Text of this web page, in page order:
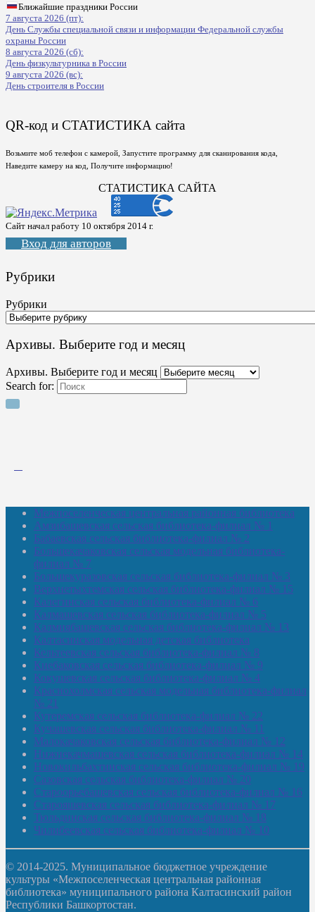
Ближайшие праздники России
7 августа 2026 (пт):
День Службы специальной связи и информации Федеральной службы
охраны России
8 августа 2026 (сб):
День физкультурника в России
9 августа 2026 (вс):
День строителя в России
QR-код и СТАТИСТИКА сайта
Возьмите моб телефон с камерой, Запустите программу для сканирования кода,
Наведите камеру на код, Получите информацию!
СТАТИСТИКА САЙТА
Сайт начал работу 10 октября 2014 г.
Вход для авторов
Рубрики
Рубрики
Архивы. Выберите год и месяц
Архивы. Выберите год и месяц
Search for:
Межпоселенческая центральная районная библиотека
Амзибашевская сельская библиотека-филиал № 1
Бабаевская сельская библиотека-филиал № 2
Большекачаковская сельская модельная библиотека-
филиал № 7
Большекуразовская сельская библиотека-филиал № 3
Верхнетыхтемская сельская библиотека-филиал № 15
Калегинская сельская библиотека-филиал № 6
Калмашевская сельская библиотека-филиал № 5
Калмиябашевская сельская библиотека-филиал № 13
Калтасинская модельная детская библиотека
Кельтеевская сельская библиотека-филиал № 8
Киебаковская сельская библиотека-филиал № 9
Кокушевская сельская библиотека-филиал № 4
Краснохолмская сельская модельная библиотека-филиал
№ 21
Кутеремская сельская библиотека-филиал № 22
Кучашевская сельская библиотека-филиал № 11
Малокачаковская сельская библиотека-филиал № 12
Нижнекачмашевская сельская библиотека-филиал № 14
Новокильбахтинская сельская библиотека-филиал № 19
Сазовская сельская библиотека-филиал № 20
Староорьебашевская сельская библиотека-филиал № 16
Старояшевская сельская библиотека-филиал № 17
Тюльдинская сельская библиотека-филиал № 18
Чилибеевская сельская библиотека-филиал № 10
© 2014-2025. Муниципальное бюджетное учреждение
культуры «Межпоселенческая центральная районная
библиотека» муниципального района Калтасинский район
Республики Башкортостан.